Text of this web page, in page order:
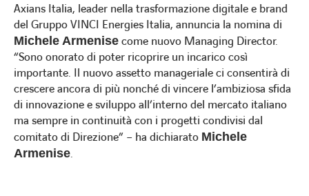
Axians Italia, leader nella trasformazione digitale e brand
del Gruppo VINCI Energies Italia, annuncia la nomina di
Michele Armenise come nuovo Managing Director.
“Sono onorato di poter ricoprire un incarico così
importante. Il nuovo assetto manageriale ci consentirà di
crescere ancora di più nonché di vincere l’ambiziosa sfida
di innovazione e sviluppo all’interno del mercato italiano
ma sempre in continuità con i progetti condivisi dal
comitato di Direzione” – ha dichiarato Michele
Armenise.